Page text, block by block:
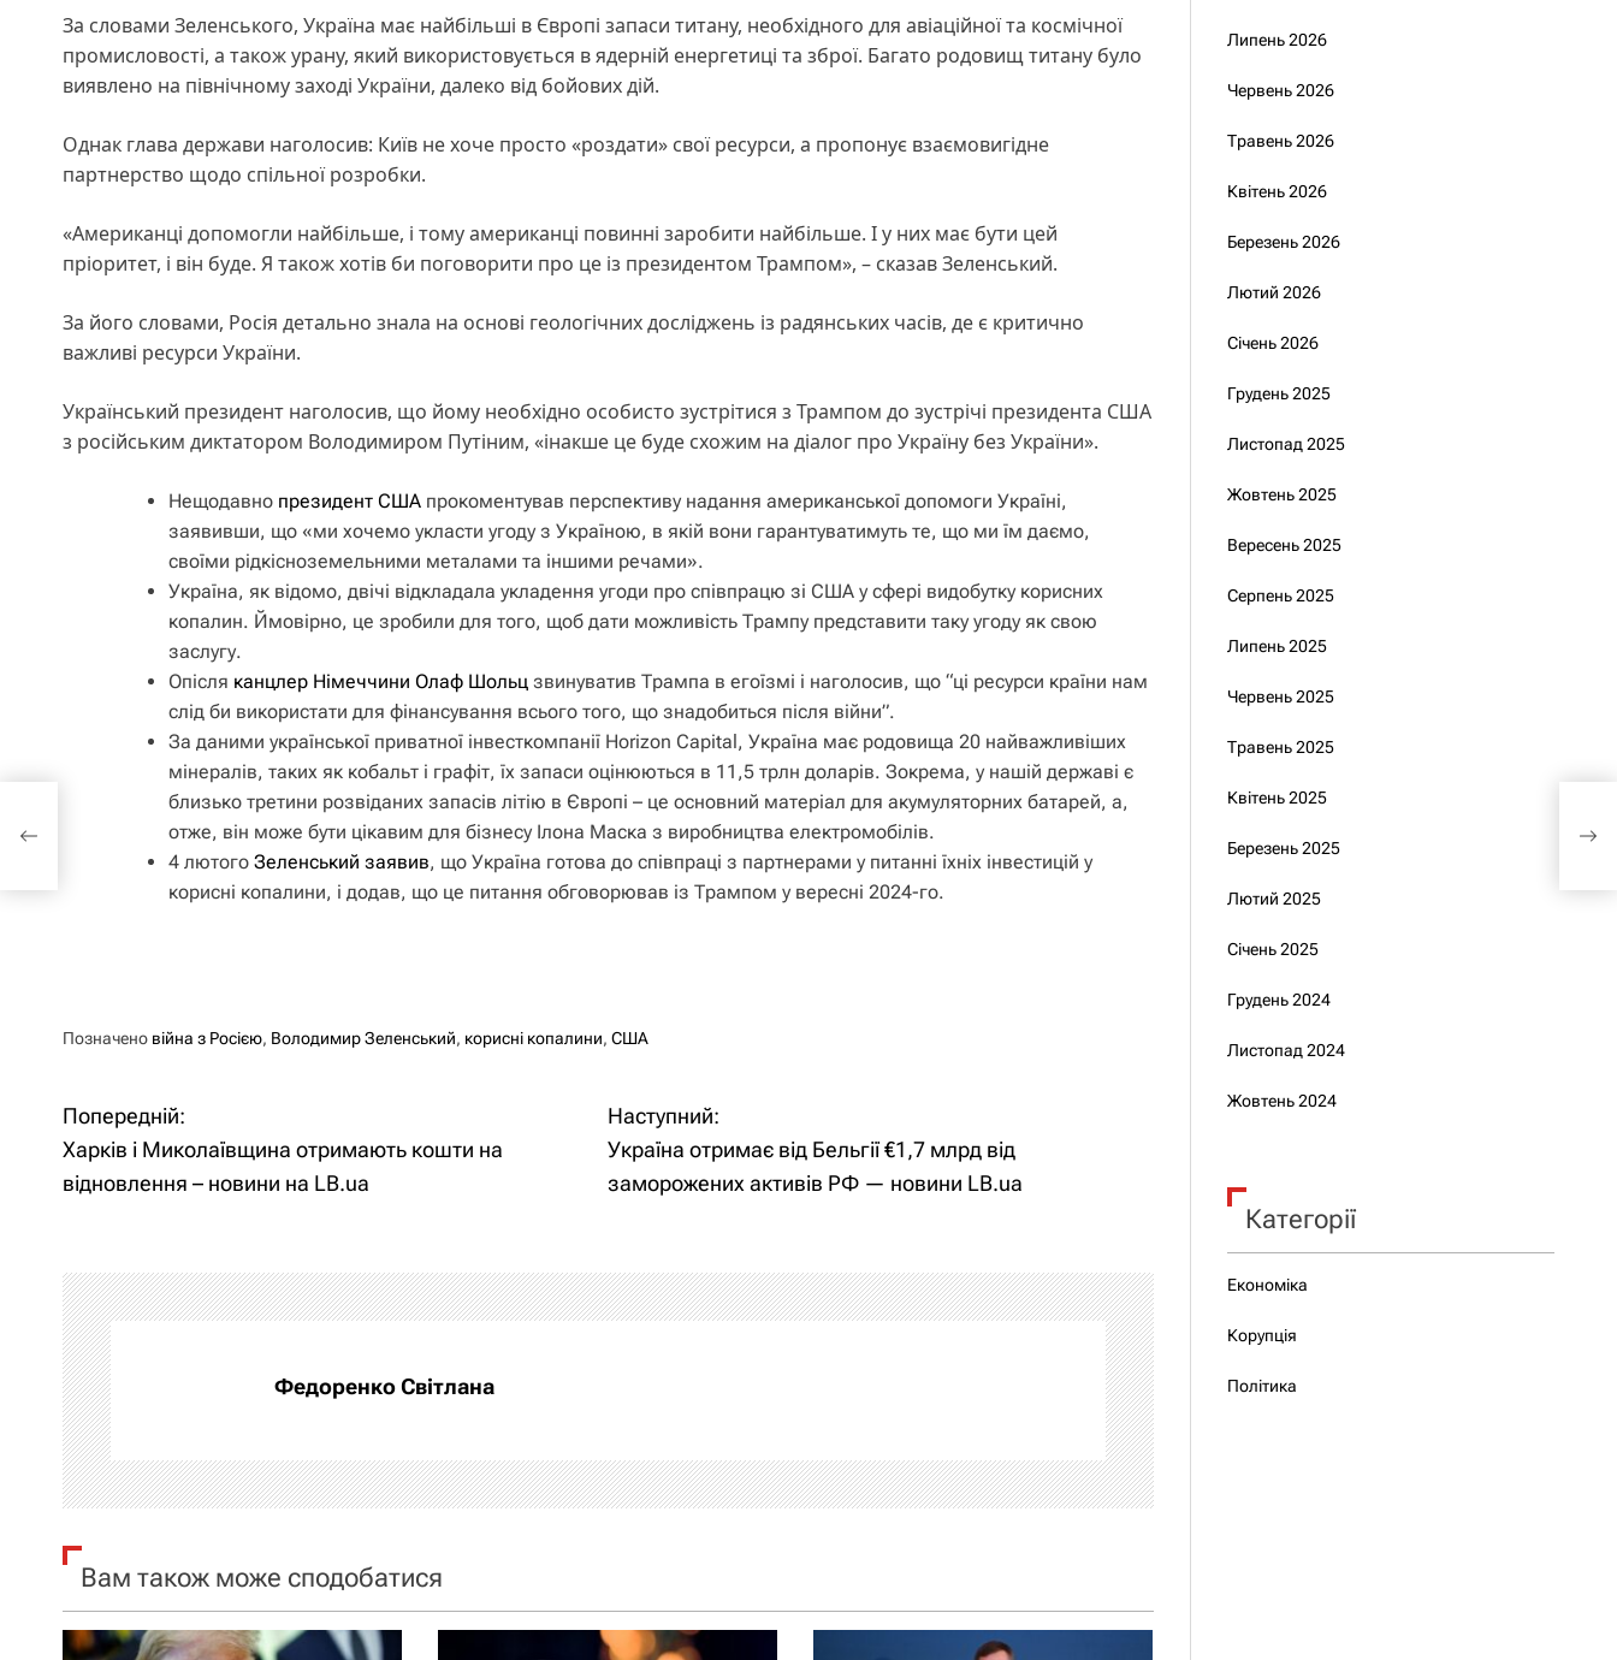
За словами Зеленського, Україна має найбільші в Європі запаси титану, необхідного для авіаційної та космічної
промисловості, а також урану, який використовується в ядерній енергетиці та зброї. Багато родовищ титану було
виявлено на північному заході України, далеко від бойових дій.
Однак глава держави наголосив: Київ не хоче просто «роздати» свої ресурси, а пропонує взаємовигідне
партнерство щодо спільної розробки.
«Американці допомогли найбільше, і тому американці повинні заробити найбільше. І у них має бути цей
пріоритет, і він буде. Я також хотів би поговорити про це із президентом Трампом», – сказав Зеленський.
За його словами, Росія детально знала на основі геологічних досліджень із радянських часів, де є критично
важливі ресурси України.
Український президент наголосив, що йому необхідно особисто зустрітися з Трампом до зустрічі президента США
з російським диктатором Володимиром Путіним, «інакше це буде схожим на діалог про Україну без України».
Нещодавно президент США прокоментував перспективу надання американської допомоги Україні,
заявивши, що «ми хочемо укласти угоду з Україною, в якій вони гарантуватимуть те, що ми їм даємо,
своїми рідкісноземельними металами та іншими речами».
Україна, як відомо, двічі відкладала укладення угоди про співпрацю зі США у сфері видобутку корисних
копалин. Ймовірно, це зробили для того, щоб дати можливість Трампу представити таку угоду як свою
заслугу.
Опісля канцлер Німеччини Олаф Шольц звинуватив Трампа в егоїзмі і наголосив, що “ці ресурси країни нам
слід би використати для фінансування всього того, що знадобиться після війни”.
За даними української приватної інвесткомпанії Horizon Capital, Україна має родовища 20 найважливіших
мінералів, таких як кобальт і графіт, їх запаси оцінюються в 11,5 трлн доларів. Зокрема, у нашій державі є
близько третини розвіданих запасів літію в Європі – це основний матеріал для акумуляторних батарей, а,
отже, він може бути цікавим для бізнесу Ілона Маска з виробництва електромобілів.
4 лютого Зеленський заявив, що Україна готова до співпраці з партнерами у питанні їхніх інвестицій у
корисні копалини, і додав, що це питання обговорював із Трампом у вересні 2024-го.
Позначено війна з Росією, Володимир Зеленський, корисні копалини, США
Н
а
і
г
а
ц
і
я
а
Попередній:
Харків і Миколаївщина отримають кошти на
відновлення – новини на LB.ua
Наступний:
Україна отримає від Бельгії €1,7 млрд від
заморожених активів РФ — новини LB.ua
Федоренко Світлана
Вам також може сподобатися
Липень 2026
Червень 2026
Травень 2026
Квітень 2026
Березень 2026
Лютий 2026
Січень 2026
Грудень 2025
Листопад 2025
Жовтень 2025
Вересень 2025
Серпень 2025
Липень 2025
Червень 2025
Травень 2025
Квітень 2025
Березень 2025
Лютий 2025
Січень 2025
Грудень 2024
Листопад 2024
Жовтень 2024
Категорії
Економіка
Корупція
Політика